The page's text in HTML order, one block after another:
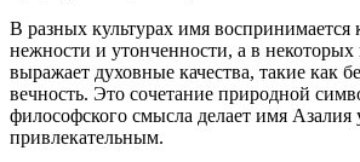
В разных культурах имя воспринимается
нежности и утонченности, а в некоторых
выражает духовные качества, такие как
вечность. Это сочетание природной
философского смысла делает имя
привлекательным.